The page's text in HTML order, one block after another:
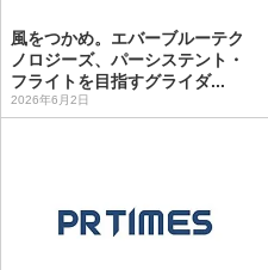
風をつかめ。エバーブルーテク
ノロジーズ、パーシステント・
フライトを目指すグライダ...
2026年6月2日